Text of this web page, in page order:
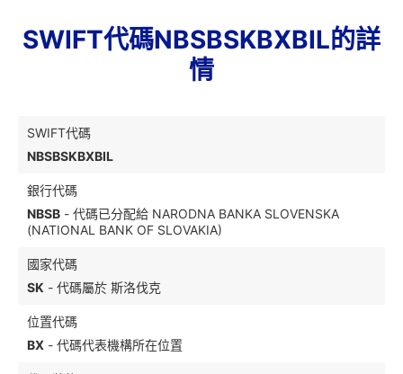
SWIFT代碼NBSBSKBXBIL的詳
情
SWIFT代碼
NBSBSKBXBIL
銀行代碼
NBSB - 代碼已分配給 NARODNA BANKA SLOVENSKA
(NATIONAL BANK OF SLOVAKIA)
國家代碼
SK - 代碼屬於 斯洛伐克
位置代碼
BX - 代碼代表機構所在位置